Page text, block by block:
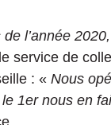
l’année
service de
: « Nous
1er nous en